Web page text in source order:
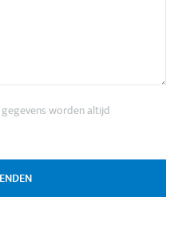
worden altijd